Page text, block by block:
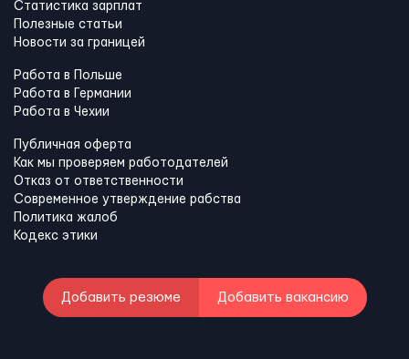
Статистика зарплат
Полезные статьи
Новости за границей
Работа в Польше
Работа в Германии
Работа в Чехии
Публичная оферта
Как мы проверяем работодателей
Отказ от ответственности
Современное утверждение рабства
Политика жалоб
Кодекс этики
Добавить резюме Добавить вакансию